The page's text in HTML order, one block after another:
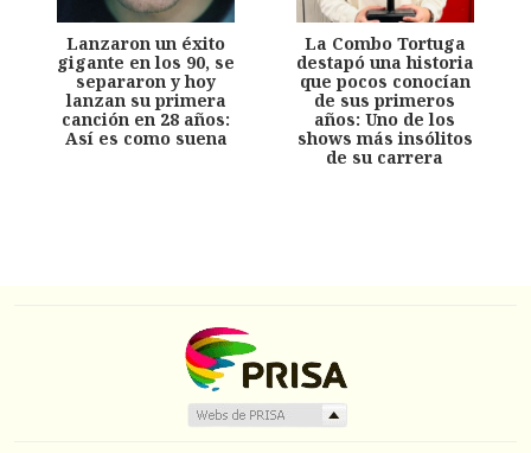
Lanzaron un éxito
gigante en los 90, se
separaron y hoy
lanzan su primera
canción en 28 años:
Así es como suena
La Combo Tortuga
destapó una historia
que pocos conocían
de sus primeros
años: Uno de los
shows más insólitos
de su carrera